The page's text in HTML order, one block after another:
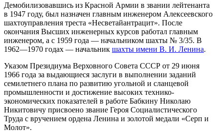
Демобилизовавшись из Красной Армии в звании лейтенанта
в 1947 году, был назначен главным инженером Алексеевского
шахтоуправления треста «Несветайантрацит». После
окончания Высших инженерных курсов работал главным
инженером, а с 1959 года — начальником шахты № 3/35. В
1962—1970 годах — начальник шахты имени В. И. Ленина.
Указом Президиума Верховного Совета СССР от 29 июня
1966 года за выдающиеся заслуги в выполнении заданий
семилетнего плана по развитию угольной и сланцевой
промышленности и достижение высоких технико-
экономических показателей в работе Бабкину Николаю
Никитовичу присвоено звание Героя Социалистического
Труда с вручением ордена Ленина и золотой медали «Серп и
Молот».